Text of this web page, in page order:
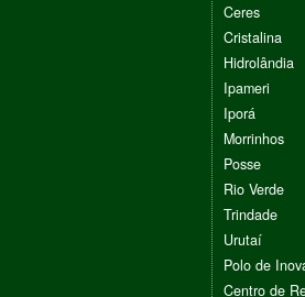
Ceres
Cristalina
Hidrolândia
Ipameri
Iporá
Morrinhos
Posse
Rio Verde
Trindade
Urutaí
Polo de
Centro de